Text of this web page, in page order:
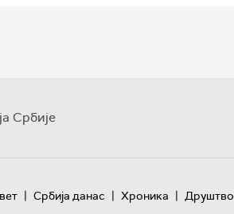
Србије
| Србија данас | Хроника | Друштво